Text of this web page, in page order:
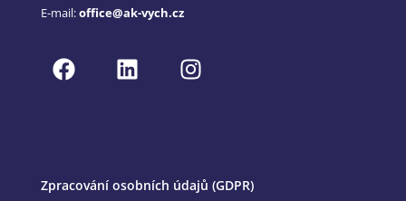
E-mail:office@ak-vych.cz
Zpracování osobních údajů (GDPR)